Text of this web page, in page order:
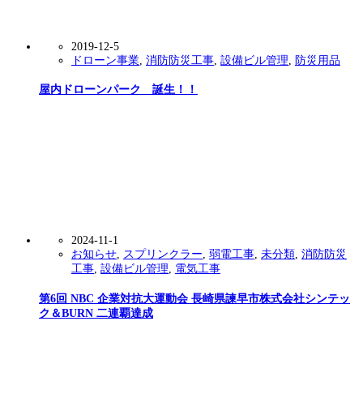
2019-12-5
ドローン事業 消防防災工事 設備ビル管理 防災用品
屋内ドローンパーク 誕生！！
2024-11-1
お知らせ
スプリンクラー 弱電工事 未分類 消防防災
工事 設備ビル管理 電気工事
第6回 NBC 企業対抗大運動会 長崎県諫早市株式会社シンテッ
ク＆BURN 二連覇達成